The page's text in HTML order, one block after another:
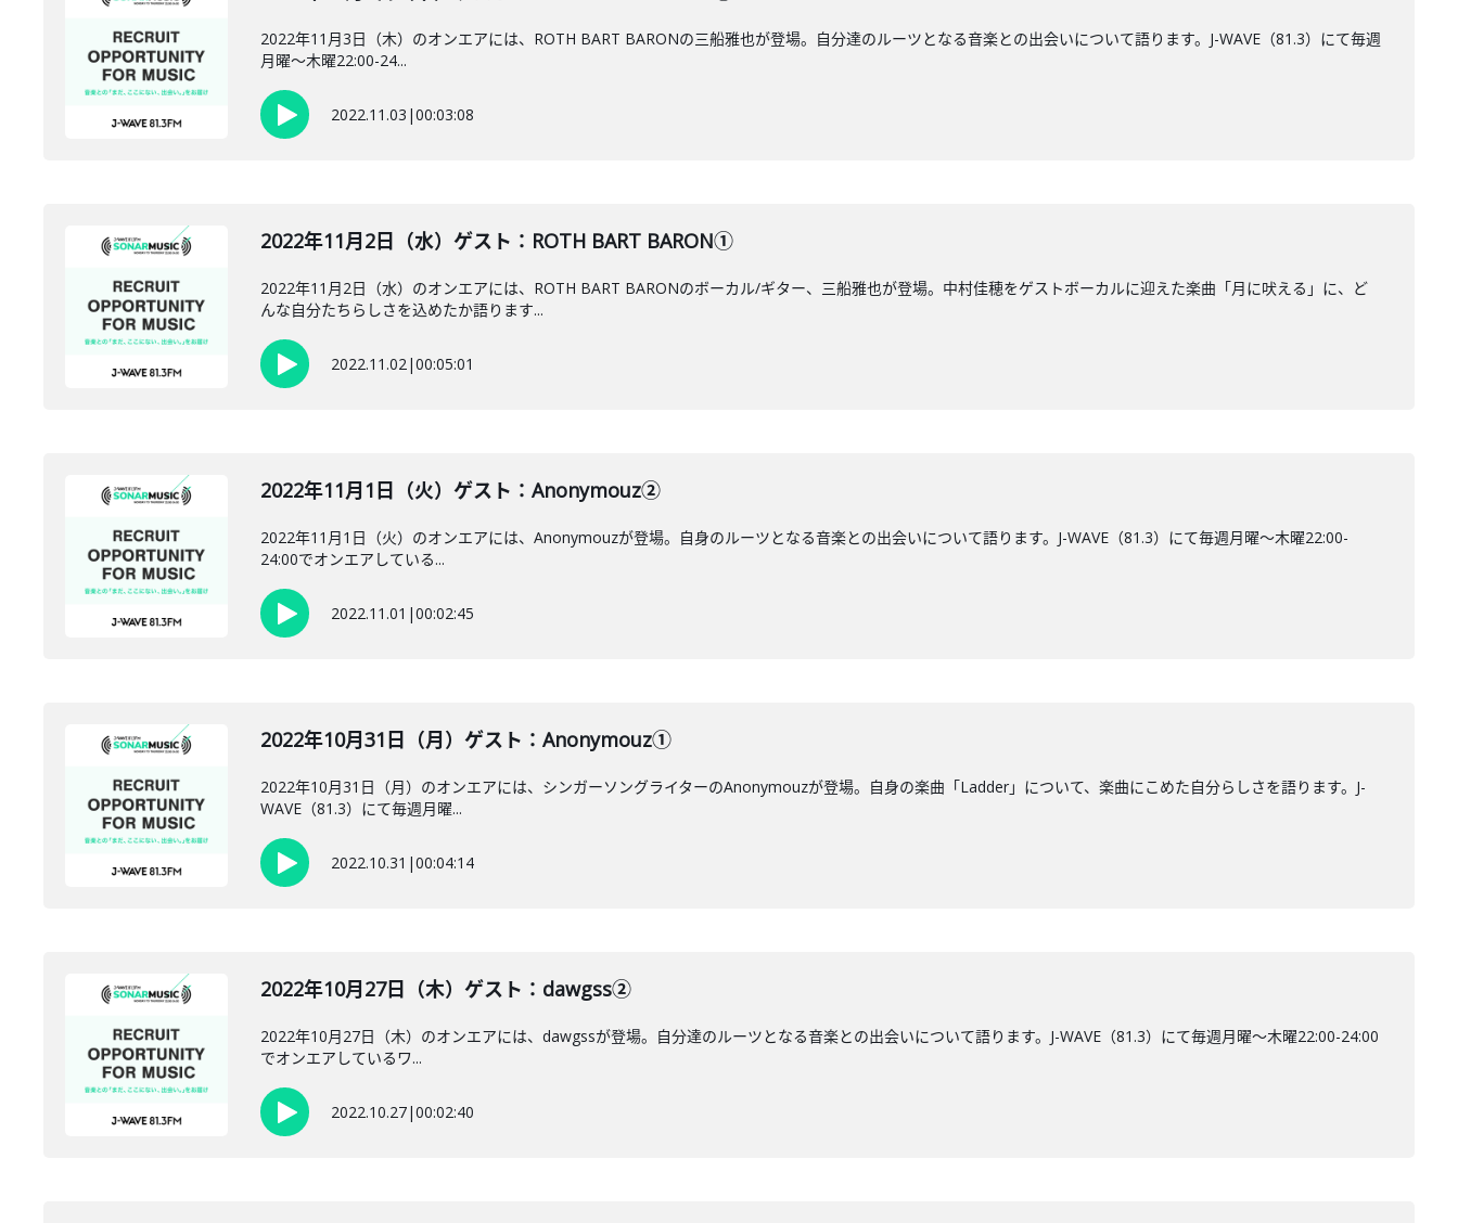
2022年11月3日（木）のオンエアには、ROTH BART BARONの三船雅也が登場。自分達のルーツとなる音楽との出会いについて語ります。J-WAVE（81.3）にて毎週
月曜～木曜22:00-24...
2022.11.03 |00:03:08
2022年11月2日（水）ゲスト：ROTH BART BARON①
2022年11月2日（水）のオンエアには、ROTH BART BARONのボーカル/ギター、三船雅也が登場。中村佳穂をゲストボーカルに迎えた楽曲「月に吠える」に、ど
んな自分たちらしさを込めたか語ります...
2022.11.02|00:05:01
2022年11月1日（火）ゲスト：Anonymouz②
2022年11月1日（火）のオンエアには、Anonymouzが登場。自身のルーツとなる音楽との出会いについて語ります。J-WAVE（81.3）にて毎週月曜～木曜22:00-
24:00でオンエアしている...
2022.11.01 |00:02:45
2022年10月31日（月）ゲスト：Anonymouz①
2022年10月31日（月）のオンエアには、シンガーソングライターのAnonymouzが登場。自身の楽曲「Ladder」について、楽曲にこめた自分らしさを語ります。J-
WAVE（81.3）にて毎週月曜...
2022.10.31 |00:04:14
2022年10月27日（木）ゲスト：dawgss②
2022年10月27日（木）のオンエアには、dawgssが登場。自分達のルーツとなる音楽との出会いについて語ります。J-WAVE（81.3）にて毎週月曜～木曜22:00-24:00
でオンエアしているワ...
2022.10.27|00:02:40